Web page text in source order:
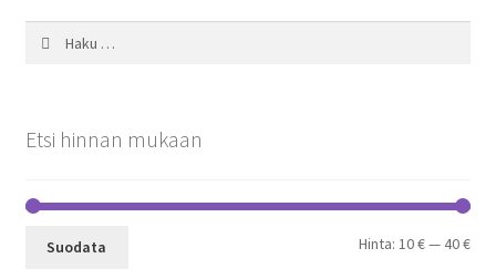
Etsi hinnan mukaan
Suodata Hinta:10 €—40 €